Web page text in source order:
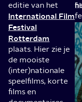
editie van het
International Film
Festival
Rotterdam
plaats. Hier zie je
de mooiste
(inter)nationale
speelfilms, korte
films en